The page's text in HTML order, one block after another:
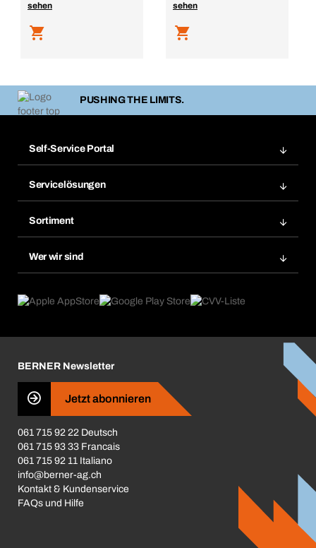
sehen
sehen
PUSHING THE LIMITS.
Self-Service Portal
Merklisten
Nachbestellung
Dauerauftrag
Servicelösungen
Gefahrenstoffdatenbank
eProcurement
Produktfinder
Sortiment
Wer wir sind
Was uns antreibt
Business Conduct
BERNER Newsletter
Jetzt abonnieren
061 715 92 22 Deutsch
061 715 93 33 Francais
061 715 92 11 Italiano
info@berner-ag.ch
Kontakt & Kundenservice
FAQs und Hilfe